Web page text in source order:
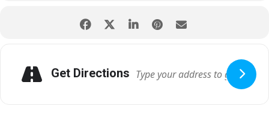
Get Directions